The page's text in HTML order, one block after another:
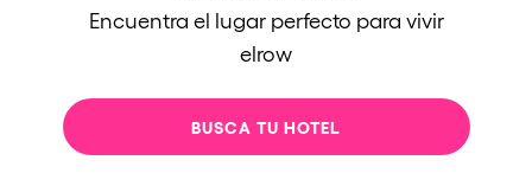
Encuentra el lugar perfecto para vivir
elrow
BUSCA TU HOTEL